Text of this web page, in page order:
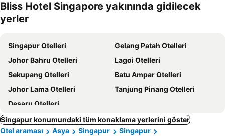
oteller
Bliss Hotel Singapore yakınında gidilecek
yerler
Singapur Otelleri
Gelang Patah Otelleri
Johor Bahru Otelleri
Lagoi Otelleri
Sekupang Otelleri
Batu Ampar Otelleri
Johor Lama Otelleri
Tanjung Pinang Otelleri
Desaru Otelleri
Singapur konumundaki tüm konaklama yerlerini göster
Otel araması
Asya Singapur
Singapur